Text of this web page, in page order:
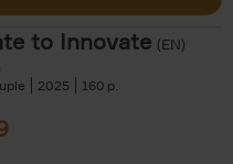
to Innovate (EN)
2025 160